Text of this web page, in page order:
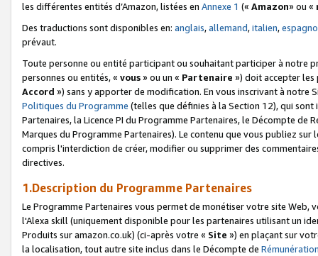
les différentes entités d’Amazon, listées en Annexe 1 (« Amazon» ou «
Des traductions sont disponibles en: anglais,allemand,italien,
prévaut.
Toute personne ou entité participant ou souhaitant participer à notre
personnes ou entités, « vous» ou un « Partenaire ») doit accepter les
Accord ») sans y apporter de modification. En vous inscrivant à notre
Politiques du Programme (telles que définies à la Section 12), qui
Partenaires, la Licence PI du Programme Partenaires, le Décompte de
Marques du Programme Partenaires). Le contenu que vous publiez
compris l'interdiction de créer, modifier ou supprimer des
directives.
1.Description du Programme Partenaires
Le Programme Partenaires vous permet de monétiser votre site Web,
l'Alexa skill (uniquement disponible pour les partenaires utilisant un
Produits sur amazon.co.uk) (ci-après votre « Site ») en plaçant sur
la localisation, tout autre site inclus dans le Décompte de